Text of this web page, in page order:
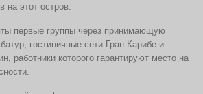
на этот остров
первые группы через принимающую
гостиничные сети Гран Карибе и
работники которого гарантируют место на